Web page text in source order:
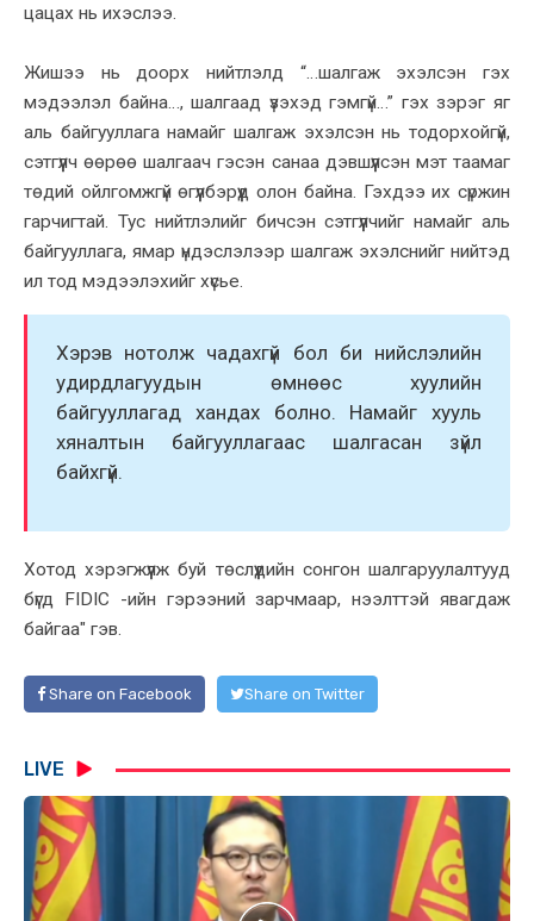
цацах нь ихэслээ.
Жишээ нь доорх нийтлэлд “…шалгаж эхэлсэн гэх
мэдээлэл байна…, шалгаад үзэхэд гэмгүй…” гэх зэрэг яг
аль байгууллага намайг шалгаж эхэлсэн нь тодорхойгүй,
сэтгүүлч өөрөө шалгаач гэсэн санаа дэвшүүлсэн мэт таамаг
төдий ойлгомжгүй өгүүлбэрүүд олон байна. Гэхдээ их сүржин
гарчигтай. Тус нийтлэлийг бичсэн сэтгүүлчийг намайг аль
байгууллага, ямар үндэслэлээр шалгаж эхэлснийг нийтэд
ил тод мэдээлэхийг хүсье.
Хэрэв нотолж чадахгүй бол би нийслэлийн
удирдлагуудын өмнөөс хуулийн
байгууллагад хандах болно. Намайг хууль
хяналтын байгууллагаас шалгасан зүйл
байхгүй.
Хотод хэрэгжүүлж буй төслүүдийн сонгон шалгаруулалтууд
бүгд FIDIC -ийн гэрээний зарчмаар, нээлттэй явагдаж
байгаа" гэв.
Share on Facebook Share on Twitter
LIVE